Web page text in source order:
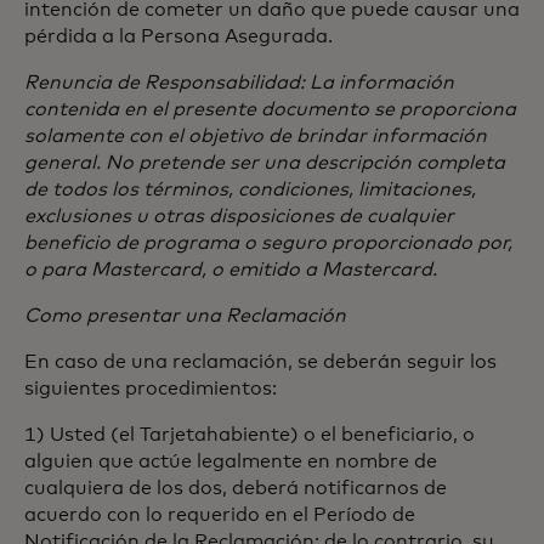
intención de cometer un daño que puede causar una
pérdida a la Persona Asegurada.
Renuncia de Responsabilidad: La información
contenida en el presente documento se proporciona
solamente con el objetivo de brindar información
general. No pretende ser una descripción completa
de todos los términos, condiciones, limitaciones,
exclusiones u otras disposiciones de cualquier
beneficio de programa o seguro proporcionado por,
o para Mastercard, o emitido a Mastercard.
Como presentar una Reclamación
En caso de una reclamación, se deberán seguir los
siguientes procedimientos:
1) Usted (el Tarjetahabiente) o el beneficiario, o
alguien que actúe legalmente en nombre de
cualquiera de los dos, deberá notificarnos de
acuerdo con lo requerido en el Período de